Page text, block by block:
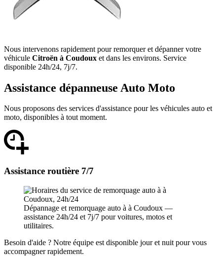
Nous intervenons rapidement pour remorquer et dépanner votre
véhicule Citroën à Coudoux et dans les environs. Service
disponible 24h/24, 7j/7.
Assistance dépanneuse Auto Moto
Nous proposons des services d'assistance pour les véhicules auto et
moto, disponibles à tout moment.
Assistance routière 7/7
Dépannage et remorquage auto à à Coudoux —
assistance 24h/24 et 7j/7 pour voitures, motos et
utilitaires.
Besoin d'aide ? Notre équipe est disponible jour et nuit pour vous
accompagner rapidement.